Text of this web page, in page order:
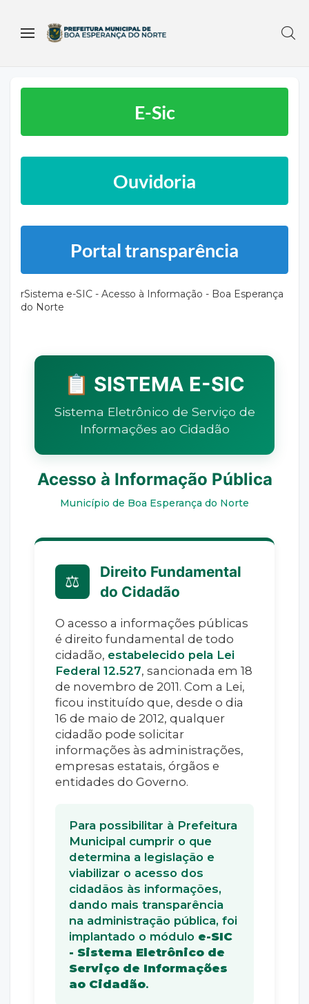
E-Sic
Ouvidoria
Portal transparência
rSistema e-SIC - Acesso à Informação - Boa Esperança
do Norte
📋 SISTEMA E-SIC
Sistema Eletrônico de Serviço de
Informações ao Cidadão
Acesso à Informação Pública
Município de Boa Esperança do Norte
⚖️
Direito Fundamental
do Cidadão
O acesso a informações públicas
é direito fundamental de todo
cidadão, estabelecido pela Lei
Federal 12.527, sancionada em 18
de novembro de 2011. Com a Lei,
ficou instituído que, desde o dia
16 de maio de 2012, qualquer
cidadão pode solicitar
informações às administrações,
empresas estatais, órgãos e
entidades do Governo.
Para possibilitar à Prefeitura
Municipal cumprir o que
determina a legislação e
viabilizar o acesso dos
cidadãos às informações,
dando mais transparência
na administração pública, foi
implantado o módulo e-SIC
- Sistema Eletrônico de
Serviço de Informações
ao Cidadão.